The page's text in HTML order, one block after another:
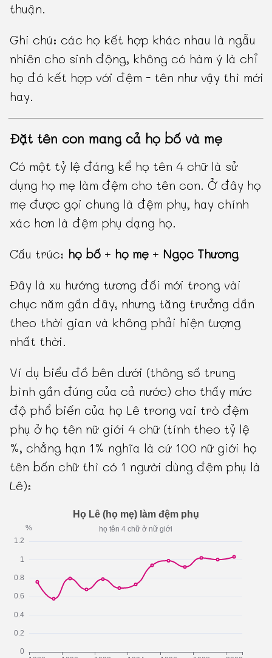
thuận.
Ghi chú: các họ kết hợp khác nhau là ngẫu
nhiên cho sinh động, không có hàm ý là chỉ
họ đó kết hợp với đệm - tên như vậy thì mới
hay.
Đặt tên con mang cả họ bố và mẹ
Có một tỷ lệ đáng kể họ tên 4 chữ là sử
dụng họ mẹ làm đệm cho tên con. Ở đây họ
mẹ được gọi chung là đệm phụ, hay chính
xác hơn là đệm phụ dạng họ.
Cấu trúc: họ bố + họ mẹ + Ngọc Thương
Đây là xu hướng tương đối mới trong vài
chục năm gần đây, nhưng tăng trưởng dần
theo thời gian và không phải hiện tượng
nhất thời.
Ví dụ biểu đồ bên dưới (thông số trung
bình gần đúng của cả nước) cho thấy mức
độ phổ biến của họ Lê trong vai trò đệm
phụ ở họ tên nữ giới 4 chữ (tính theo tỷ lệ
%, chẳng hạn 1% nghĩa là cứ 100 nữ giới họ
tên bốn chữ thì có 1 người dùng đệm phụ là
Lê):